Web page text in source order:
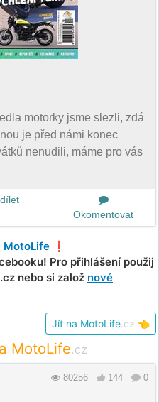
motorky jsme slezli, zdá
je před námi konec
nenudili, máme pro vás
Okomentovat
MotoLife ❗️
Pro přihlášení použij
nebo si založ nové
Jít na MotoLife .cz 👈
MotoLife.cz
80256 144 0